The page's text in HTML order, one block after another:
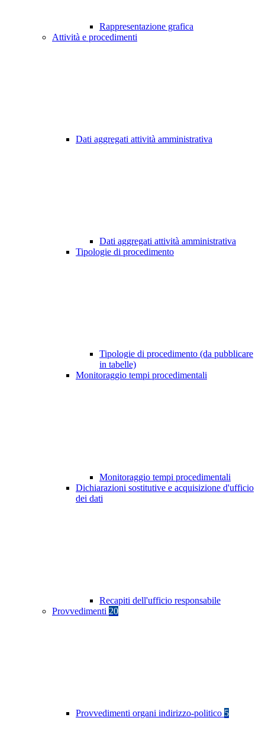
Rappresentazione grafica
Attività e procedimenti
Dati aggregati attività amministrativa
Dati aggregati attività amministrativa
Tipologie di procedimento
Tipologie di procedimento (da pubblicare
in tabelle)
Monitoraggio tempi procedimentali
Monitoraggio tempi procedimentali
Dichiarazioni sostitutive e acquisizione d'ufficio
dei dati
Recapiti dell'ufficio responsabile
Provvedimenti 20
Provvedimenti organi indirizzo-politico 5